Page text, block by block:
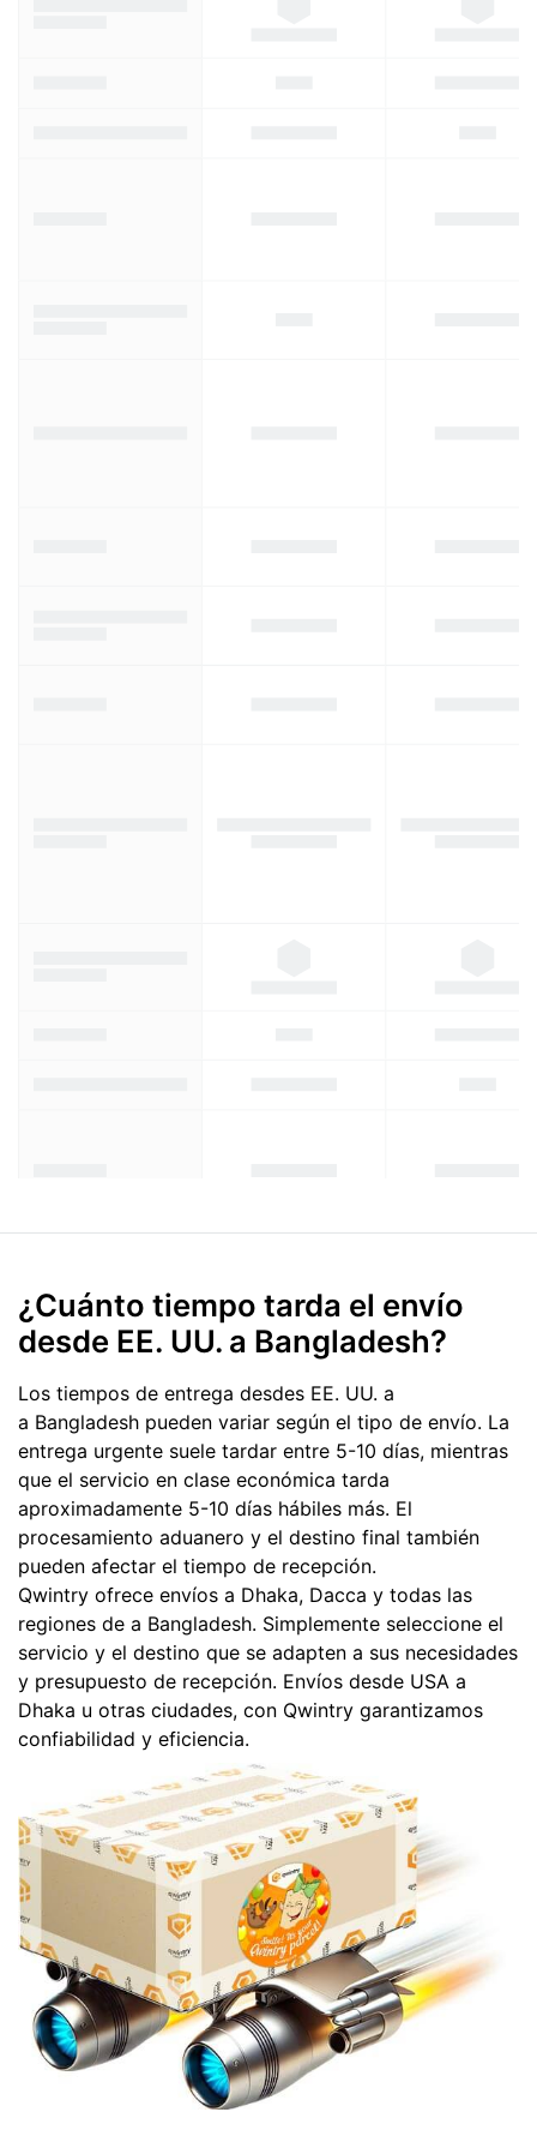
¿Cuánto tiempo tarda el envío
desde EE. UU. a Bangladesh?
Los tiempos de entrega desdes EE. UU. a
a Bangladesh pueden variar según el tipo de envío. La
entrega urgente suele tardar entre 5-10 días, mientras
que el servicio en clase económica tarda
aproximadamente 5-10 días hábiles más. El
procesamiento aduanero y el destino final también
pueden afectar el tiempo de recepción.
Qwintry ofrece envíos a Dhaka, Dacca y todas las
regiones de a Bangladesh. Simplemente seleccione el
servicio y el destino que se adapten a sus necesidades
y presupuesto de recepción. Envíos desde USA a
Dhaka u otras ciudades, con Qwintry garantizamos
confiabilidad y eficiencia.